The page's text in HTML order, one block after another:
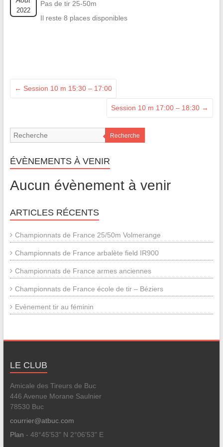
2022
Pas de tir 25-50m
Il reste 8 places disponibles
← Session 10 m 15:30 – 17:00
Session 10 m 17:00 – 18:30 →
Recherche
ÉVÈNEMENTS À VENIR
Aucun évènement à venir
ARTICLES RÉCENTS
Championnats de France 25/50m Volmerange
Championnats de France arbalète field IR900
Championnats de France armes anciennes
Championnats de France école de tir – Béziers
Evènement tir au féminin
LE CLUB
Amicale des Tireurs de Buc
446 Avenue Morane Saulnier
78530 Buc
courrier@atbuc.com
Plan - 48°45'53" N 2°06'53" E